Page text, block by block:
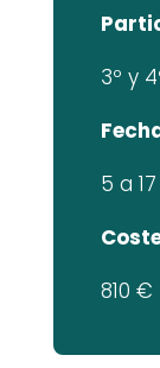
3º y
5 a
810